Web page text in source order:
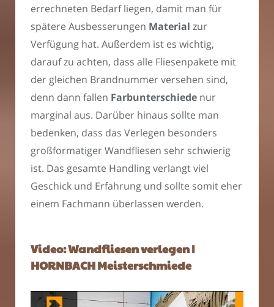
errechneten Bedarf liegen, damit man für
spätere Ausbesserungen Material zur
Verfügung hat. Außerdem ist es wichtig,
darauf zu achten, dass alle Fliesenpakete mit
der gleichen Brandnummer versehen sind,
denn dann fallen Farbunterschiede nur
marginal aus. Darüber hinaus sollte man
bedenken, dass das Verlegen besonders
großformatiger Wandfliesen sehr schwierig
ist. Das gesamte Handling verlangt viel
Geschick und Erfahrung und sollte somit eher
einem Fachmann überlassen werden.
Video: Wandfliesen verlegen |
HORNBACH Meisterschmiede